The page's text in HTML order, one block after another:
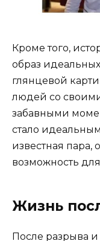
Кроме того,
образ
глянцевой
людей со
забавными
стало
известная пара,
возможность
Жизнь
После разрыва и